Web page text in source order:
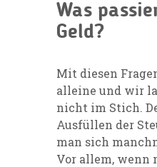
Was
Geld?
Mit diesen
alleine und wir
nicht im Stich.
Ausfüllen der
man sich
Vor allem, wenn